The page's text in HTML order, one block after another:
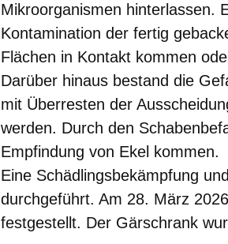
Mikroorganismen hinterlassen.
Kontamination der fertig
Flächen in Kontakt kommen
Darüber hinaus bestand die
mit Überresten der
werden. Durch den
Empfindung von Ekel kommen.
Eine Schädlingsbekämpfung
durchgeführt. Am 28. März
festgestellt. Der Gärschrank